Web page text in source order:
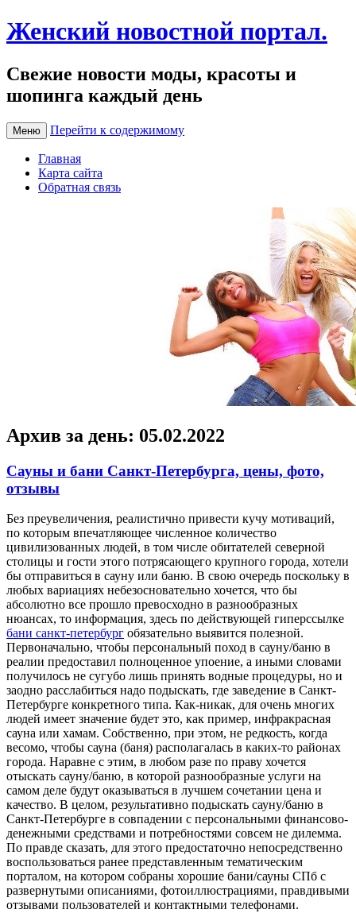
Женский новостной портал.
Свежие новости моды, красоты и
шопинга каждый день
Меню Перейти к содержимому
Главная
Карта сайта
Обратная связь
Архив за день: 05.02.2022
Сауны и бани Санкт-Петербурга, цены, фото,
отзывы
Бeз прeувeличeния, реалистично привести кучу мотиваций,
по которым впечатляющее численное количество
цивилизованных людей, в том числе обитателей северной
столицы и гости этого потрясающего крупного города, хотели
бы отправиться в сауну или баню. В свою очередь поскольку в
любых вариациях небезосновательно хочется, что бы
абсолютно все прошло превосходно в разнообразных
нюансах, то информация, здесь по действующей гиперссылке
бани санкт-петербург обязательно выявится полезной.
Первоначально, чтобы персональный поход в сауну/баню в
реалии предоставил полноценное упоение, а иными словами
получилось не сугубо лишь принять водные процедуры, но и
заодно расслабиться надо подыскать, где заведение в Санкт-
Петербурге конкретного типа. Как-никак, для очень многих
людей имеет значение будет это, как пример, инфракрасная
сауна или хамам. Собственно, при этом, не редкость, когда
весомо, чтобы сауна (баня) располагалась в каких-то районах
города. Наравне с этим, в любом разе по праву хочется
отыскать сауну/баню, в которой разнообразные услуги на
самом деле будут оказываться в лучшем сочетании цена и
качество. В целом, результативно подыскать сауну/баню в
Санкт-Петербурге в совпадении с персональными финансово-
денежными средствами и потребностями совсем не дилемма.
По правде сказать, для этого предостаточно непосредственно
воспользоваться ранее представленным тематическим
порталом, на котором собраны хорошие бани/сауны СПб с
развернутыми описаниями, фотоиллюстрациями, правдивыми
отзывами пользователей и контактными телефонами.